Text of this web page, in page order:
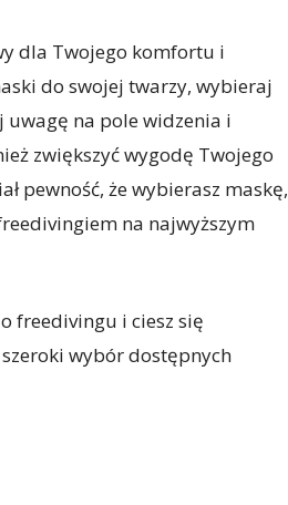
dla Twojego komfortu i
do swojej twarzy, wybieraj
uwagę na pole widzenia i
zwiększyć wygodę Twojego
pewność, że wybierasz maskę,
na najwyższym
freedivingu i ciesz się
wybór dostępnych